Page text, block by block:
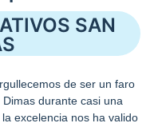
SAN
de ser un faro
durante casi una
excelencia nos ha valido